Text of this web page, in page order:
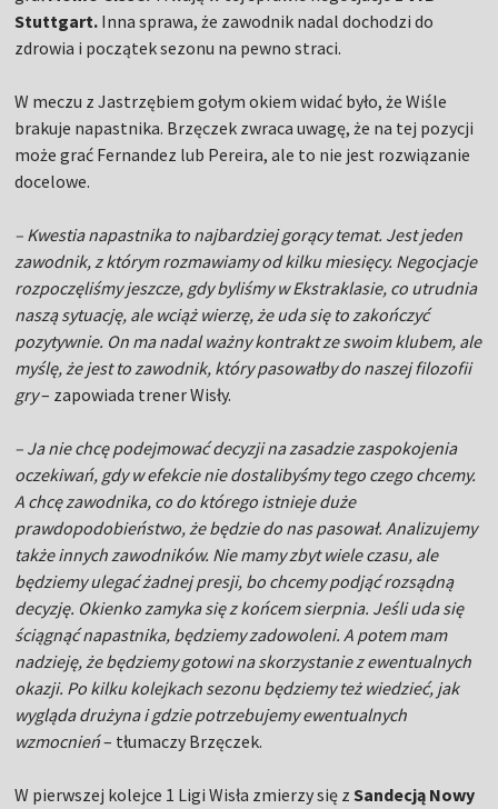
Stuttgart. Inna sprawa, że zawodnik nadal dochodzi do
zdrowia i początek sezonu na pewno straci.
W meczu z Jastrzębiem gołym okiem widać było, że Wiśle
brakuje napastnika. Brzęczek zwraca uwagę, że na tej pozycji
może grać Fernandez lub Pereira, ale to nie jest rozwiązanie
docelowe.
– Kwestia napastnika to najbardziej gorący temat. Jest jeden
zawodnik, z którym rozmawiamy od kilku miesięcy. Negocjacje
rozpoczęliśmy jeszcze, gdy byliśmy w Ekstraklasie, co utrudnia
naszą sytuację, ale wciąż wierzę, że uda się to zakończyć
pozytywnie. On ma nadal ważny kontrakt ze swoim klubem, ale
myślę, że jest to zawodnik, który pasowałby do naszej filozofii
gry– zapowiada trener Wisły.
– Ja nie chcę podejmować decyzji na zasadzie zaspokojenia
oczekiwań, gdy w efekcie nie dostalibyśmy tego czego chcemy.
A chcę zawodnika, co do którego istnieje duże
prawdopodobieństwo, że będzie do nas pasował. Analizujemy
także innych zawodników. Nie mamy zbyt wiele czasu, ale
będziemy ulegać żadnej presji, bo chcemy podjąć rozsądną
decyzję. Okienko zamyka się z końcem sierpnia. Jeśli uda się
ściągnąć napastnika, będziemy zadowoleni. A potem mam
nadzieję, że będziemy gotowi na skorzystanie z ewentualnych
okazji. Po kilku kolejkach sezonu będziemy też wiedzieć, jak
wygląda drużyna i gdzie potrzebujemy ewentualnych
wzmocnień– tłumaczy Brzęczek.
W pierwszej kolejce 1 Ligi Wisła zmierzy się zSandecją Nowy